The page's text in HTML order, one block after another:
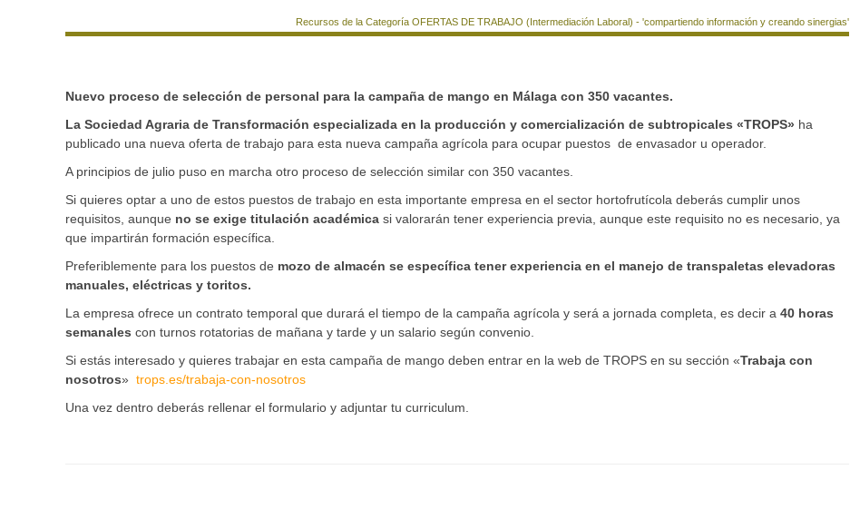
Recursos de la Categoría OFERTAS DE TRABAJO (Intermediación Laboral) - 'compartiendo información y creando sinergias'
Nuevo proceso de selección de personal para la campaña de mango en Málaga con 350 vacantes.
La Sociedad Agraria de Transformación especializada en la producción y comercialización de subtropicales «TROPS» ha
publicado una nueva oferta de trabajo para esta nueva campaña agrícola para ocupar puestos de envasador u operador.
A principios de julio puso en marcha otro proceso de selección similar con 350 vacantes.
Si quieres optar a uno de estos puestos de trabajo en esta importante empresa en el sector hortofrutícola deberás cumplir unos
requisitos, aunque no se exige titulación académica si valorarán tener experiencia previa, aunque este requisito no es necesario, ya
que impartirán formación específica.
Preferiblemente para los puestos de mozo de almacén se específica tener experiencia en el manejo de transpaletas elevadoras
manuales, eléctricas y toritos.
La empresa ofrece un contrato temporal que durará el tiempo de la campaña agrícola y será a jornada completa, es decir a 40 horas
semanales con turnos rotatorias de mañana y tarde y un salario según convenio.
Si estás interesado y quieres trabajar en esta campaña de mango deben entrar en la web de TROPS en su sección «Trabaja con
nosotros» trops.es/trabaja-con-nosotros
Una vez dentro deberás rellenar el formulario y adjuntar tu curriculum.